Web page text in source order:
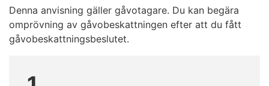
Denna anvisning gäller gåvotagare. Du kan begära
omprövning av gåvobeskattningen efter att du fått
gåvobeskattningsbeslutet.